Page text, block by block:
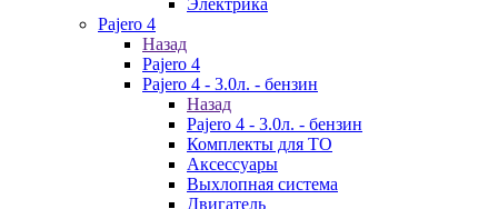
Электрика
Pajero 4
Назад
Pajero 4
Pajero 4 - 3.0л. - бензин
Назад
Pajero 4 - 3.0л. - бензин
Комплекты для ТО
Аксессуары
Выхлопная система
Двигатель